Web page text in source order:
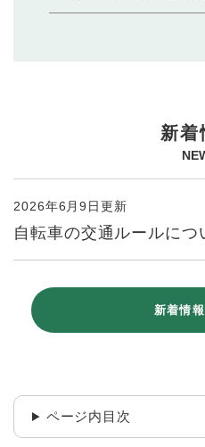
新着
2026年6月9日更新
自転車の交通ルールにつ
新着情
ページ内目次